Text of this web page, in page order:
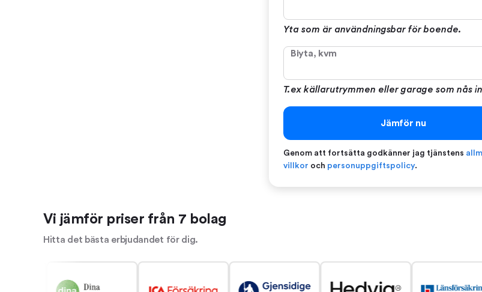
Yta som är användningsbar för boende.
Biyta, kvm
T.ex källarutrymmen eller garage som nås
Jämför nu
Genom att fortsätta godkänner jag tjänstens
villkor och personuppgiftspolicy.
Vi jämför priser från 7 bolag
Hitta det bästa erbjudandet för dig.